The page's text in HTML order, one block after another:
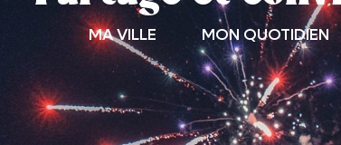
MA VILLE MON QUOTIDIEN